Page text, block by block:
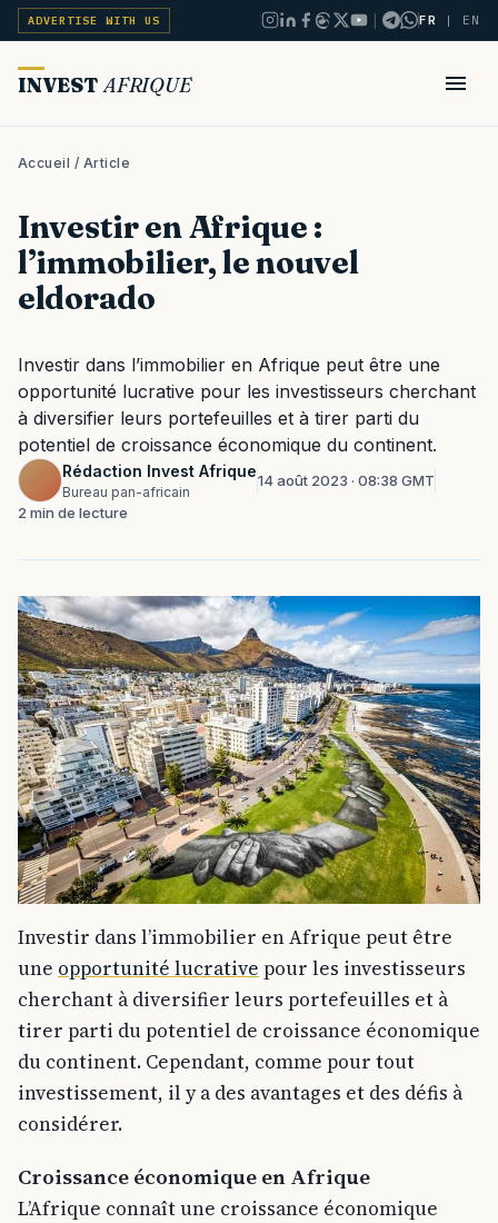
ADVERTISE WITH US | FR | EN
INVEST AFRIQUE
Accueil / Article
Investir en Afrique :
l’immobilier, le nouvel
eldorado
Investir dans l’immobilier en Afrique peut être une
opportunité lucrative pour les investisseurs cherchant
à diversifier leurs portefeuilles et à tirer parti du
potentiel de croissance économique du continent.
Rédaction Invest Afrique
Bureau pan-africain
14 août 2023 · 08:38 GMT
2 min de lecture
Investir dans l’immobilier en Afrique peut être
une opportunité lucrative pour les investisseurs
cherchant à diversifier leurs portefeuilles et à
tirer parti du potentiel de croissance économique
du continent. Cependant, comme pour tout
investissement, il y a des avantages et des défis à
considérer.
Croissance économique en Afrique
L’Afrique connaît une croissance économique